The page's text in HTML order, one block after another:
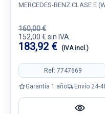
MERCEDES-BENZ CLASE E
160,00 €
152,00 € sin IVA.
183,92 € (IVA incl.)
Ref: 7747669
Garantía 1 año Envío 24-